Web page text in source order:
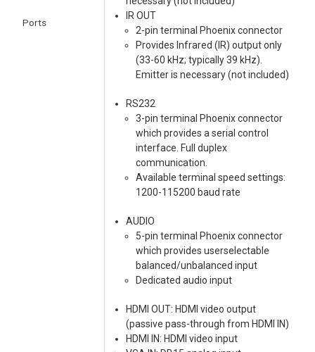
Ports
IR OUT
2-pin terminal Phoenix connector
Provides Infrared (IR) output only
(33-60 kHz; typically 39 kHz).
Emitter is necessary (not included)
RS232
3-pin terminal Phoenix connector
which provides a serial control
interface. Full duplex
communication.
Available terminal speed settings:
1200-115200 baud rate
AUDIO
5-pin terminal Phoenix connector
which provides userselectable
balanced/unbalanced input
Dedicated audio input
HDMI OUT: HDMI video output
(passive pass-through from HDMI IN)
HDMI IN: HDMI video input